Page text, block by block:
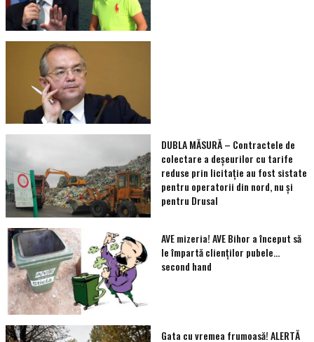
DUBLA MĂSURĂ – Contractele de
colectare a deșeurilor cu tarife
reduse prin licitație au fost sistate
pentru operatorii din nord, nu și
pentru Drusal
AVE mizeria! AVE Bihor a început să
le împartă clienţilor pubele…
second hand
Gata cu vremea frumoasă! ALERTĂ